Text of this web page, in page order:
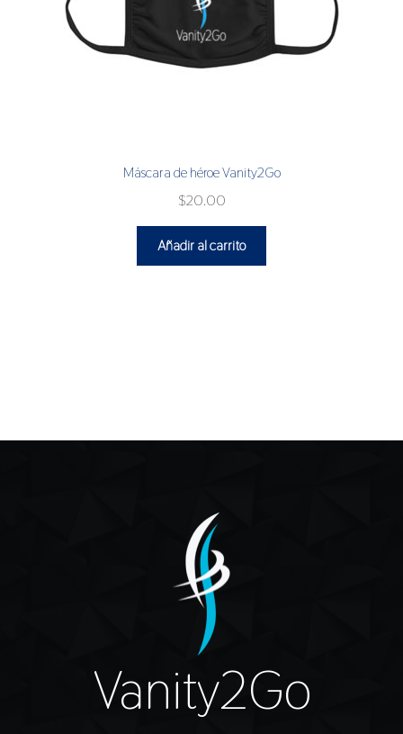
Máscara de héroe Vanity2Go
$20.00
Añadir al carrito
Vanity2Go